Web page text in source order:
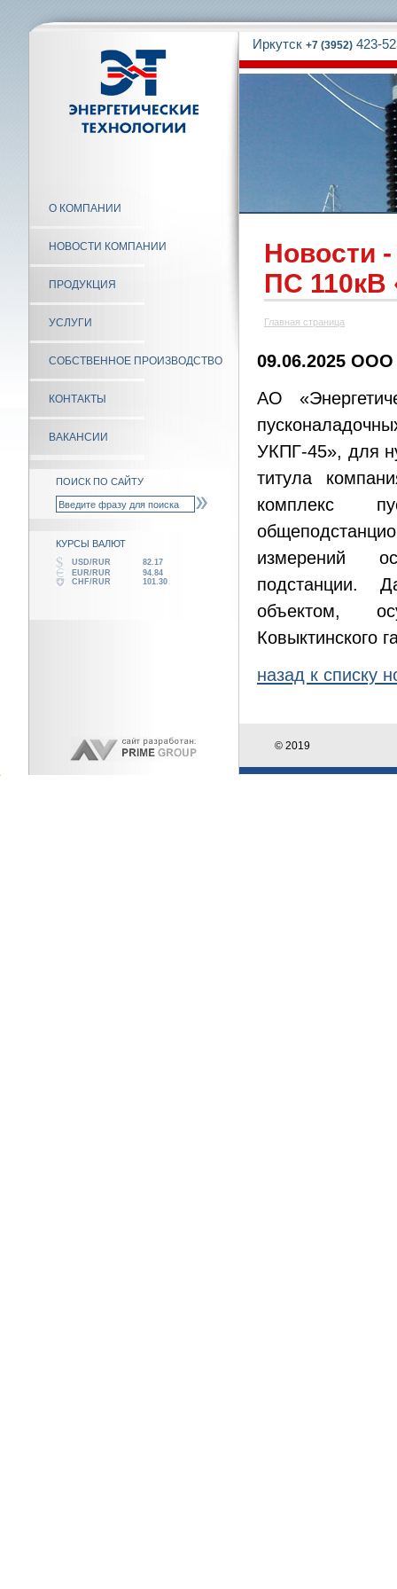
О КОМПАНИИ
НОВОСТИ КОМПАНИИ
ПРОДУКЦИЯ
УСЛУГИ
СОБСТВЕННОЕ ПРОИЗВОДСТВО
КОНТАКТЫ
ВАКАНСИИ
ПОИСК ПО САЙТУ
КУРСЫ ВАЛЮТ
USD/RUR
82.17
EUR/RUR
94.84
CHF/RUR
101.30
Иркутск +7 (3952) 423-
Новости
ПС 110кВ
Главная страница
09.06.2025 ООО
АО
УКПГ-45», для
титула
комплекс
измерений
подстанции.
объектом,
Ковыктинского
назад к списку
© 2019